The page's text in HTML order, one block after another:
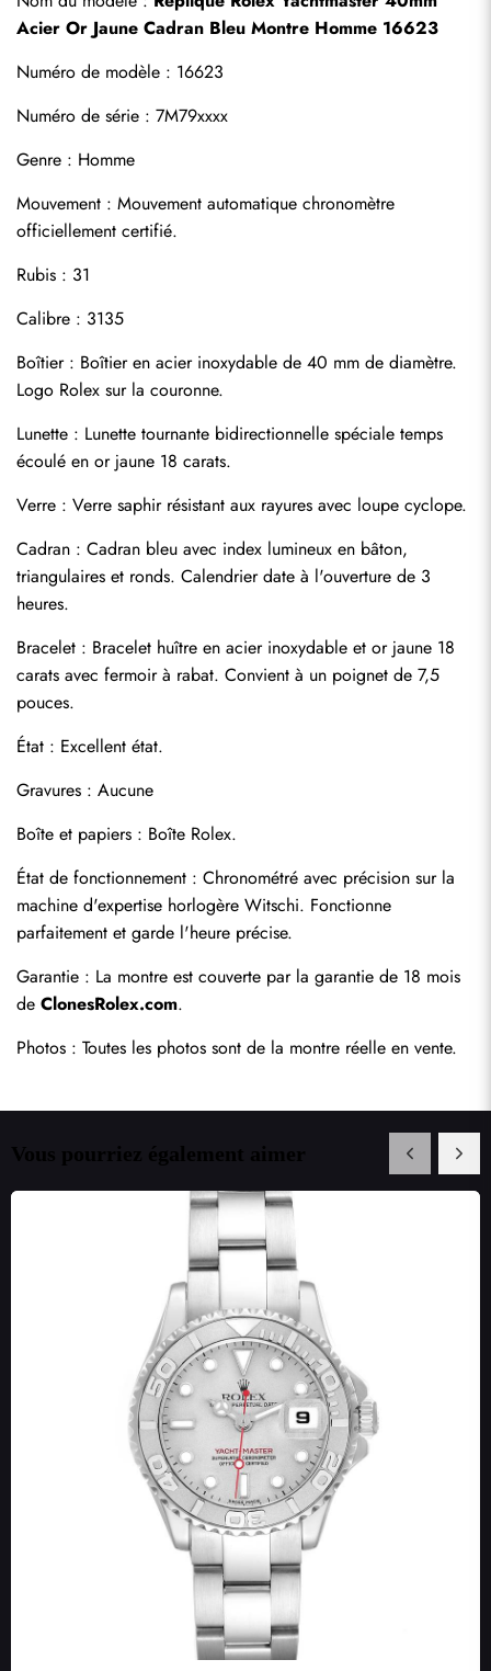
Acier Or Jaune Cadran Bleu Montre Homme 16623
Numéro de modèle : 16623
Numéro de série : 7M79xxxx
Genre : Homme
Mouvement : Mouvement automatique chronomètre
officiellement certifié.
Rubis : 31
Calibre : 3135
Boîtier : Boîtier en acier inoxydable de 40 mm de diamètre.
Logo Rolex sur la couronne.
Lunette : Lunette tournante bidirectionnelle spéciale temps
écoulé en or jaune 18 carats.
Verre : Verre saphir résistant aux rayures avec loupe cyclope.
Cadran : Cadran bleu avec index lumineux en bâton,
triangulaires et ronds. Calendrier date à l'ouverture de 3
heures.
Bracelet : Bracelet huître en acier inoxydable et or jaune 18
carats avec fermoir à rabat. Convient à un poignet de 7,5
pouces.
État : Excellent état.
Gravures : Aucune
Boîte et papiers : Boîte Rolex.
État de fonctionnement : Chronométré avec précision sur la
machine d'expertise horlogère Witschi. Fonctionne
parfaitement et garde l'heure précise.
Garantie : La montre est couverte par la garantie de 18 mois
de ClonesRolex.com.
Photos : Toutes les photos sont de la montre réelle en vente.
Vous pourriez également aimer